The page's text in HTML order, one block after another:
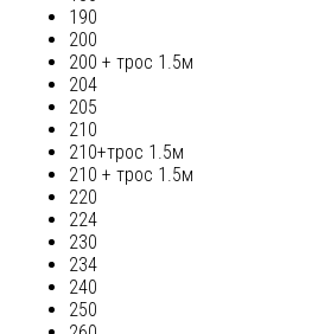
190
200
200 + трос 1.5м
204
205
210
210+трос 1.5м
210 + трос 1.5м
220
224
230
234
240
250